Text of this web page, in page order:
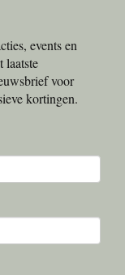
events en
laatste
voor
kortingen.